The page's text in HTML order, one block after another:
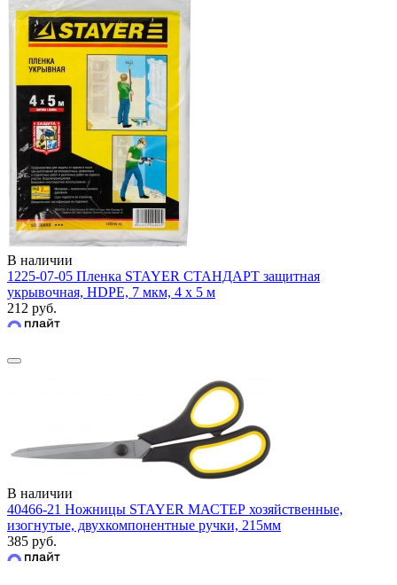
В наличии
1225-07-05 Пленка STAYER СТАНДАРТ защитная
укрывочная, HDPE, 7 мкм, 4 х 5 м
212 руб.
В наличии
40466-21 Ножницы STAYER МАСТЕР хозяйственные,
изогнутые, двухкомпонентные ручки, 215мм
385 руб.